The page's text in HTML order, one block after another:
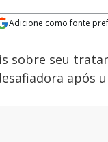
Adicione como fonte
Velocidade
sobre seu
após